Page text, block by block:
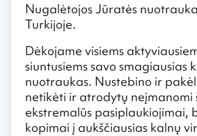
Nugalėtojos Jūratės
Turkijoje.
Dėkojame visiems
siuntusiems savo smagiausias
nuotraukas. Nustebino ir
netikėti ir atrodytų neįmanomi
ekstremalūs pasiplaukiojimai,
kopimai į aukščiausias kalnų